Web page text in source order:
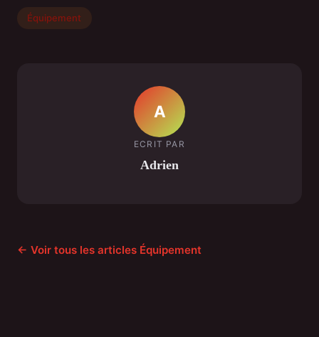
Équipement
A
ECRIT PAR
Adrien
← Voir tous les articles Équipement